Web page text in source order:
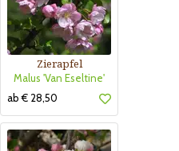
Zierapfel
Malus 'Van Eseltine'
ab € 28,50